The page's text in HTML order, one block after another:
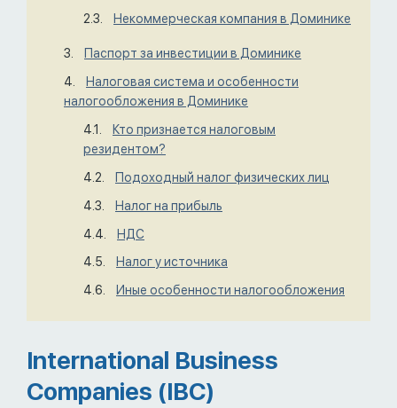
Некоммерческая компания в Доминике
Паспорт за инвестиции в Доминике
Налоговая система и особенности
налогообложения в Доминике
Кто признается налоговым
резидентом?
Подоходный налог физических лиц
Налог на прибыль
НДС
Налог у источника
Иные особенности налогообложения
International Business
Companies (IBC)